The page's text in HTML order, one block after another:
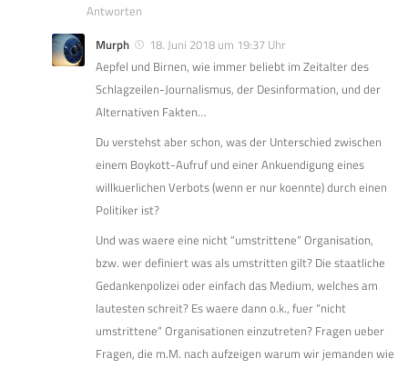
Antworten
Murph
18. Juni 2018 um 19:37 Uhr
Aepfel und Birnen, wie immer beliebt im Zeitalter des
Schlagzeilen-Journalismus, der Desinformation, und der
Alternativen Fakten…
Du verstehst aber schon, was der Unterschied zwischen
einem Boykott-Aufruf und einer Ankuendigung eines
willkuerlichen Verbots (wenn er nur koennte) durch einen
Politiker ist?
Und was waere eine nicht “umstrittene” Organisation,
bzw. wer definiert was als umstritten gilt? Die staatliche
Gedankenpolizei oder einfach das Medium, welches am
lautesten schreit? Es waere dann o.k., fuer “nicht
umstrittene” Organisationen einzutreten? Fragen ueber
Fragen, die m.M. nach aufzeigen warum wir jemanden wie